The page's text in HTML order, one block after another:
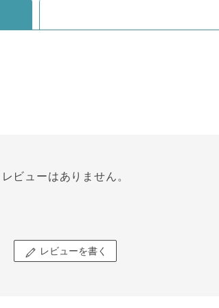
レビューはありません。
レビューを書く